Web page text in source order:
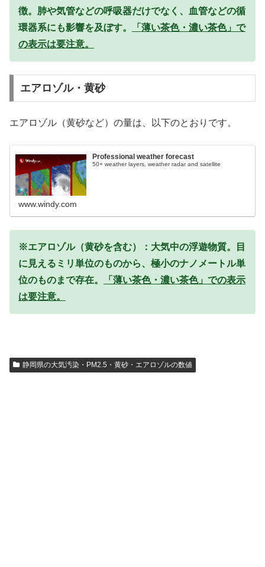
徴。肺や気管などの呼吸器だけでなく、血管などの循
環器系にも影響を及ぼす。
「薄い茶色・濃い茶色」で
の表示は要注意。
エアロゾル・黄砂
エアロゾル（黄砂など）の量は、以下のとおりです。
Professional weather forecast
50+ weather layers, weather radar and satellite
www.windy.com
※エアロゾル（黄砂を含む）：大気中の浮遊物質。目
に見えるミリ単位のものから、極小のナノメートル単
位のものまで存在。
「薄い茶色・濃い茶色」での表示
は要注意。
静岡県の大気汚染・PM2.5・黄砂・エアロゾルの数値